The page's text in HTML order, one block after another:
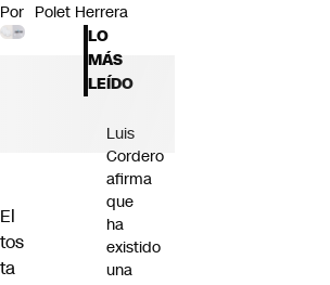
Por Polet Herrera
El
tos
ta
LO
MÁS
LEÍDO
Luis
Cordero
afirma
que
ha
existido
una